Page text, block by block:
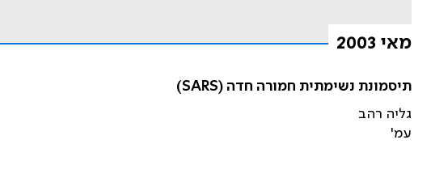
מאי 2003
תיסמונת נשימתית חמורה חדה (SARS)
גליה רהב
עמ'